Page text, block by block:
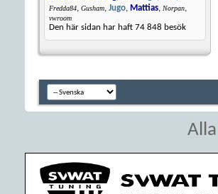
Fredda84, Gusham, Jugo, Mattias, Norpan,
vwroom
Den här sidan har haft 74 848 besök